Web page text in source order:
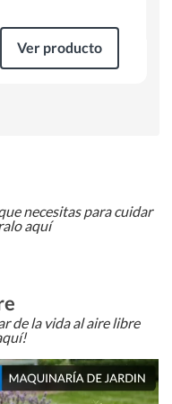
Ver producto
necesitas para cuidar
aquí
de la vida al aire libre